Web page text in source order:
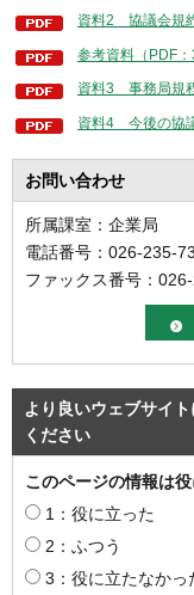
資料2 協議会規
参考資料（PDF：
資料3 事務局規
資料4 今後の協
お問い合わせ
所属課室：企業局
電話番号：026-235-
ファックス番号：
より良いウェブサイ
ください
このページの情報は
1：役に立った
2：ふつう
3：役に立たなかっ